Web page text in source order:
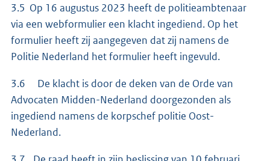
3.5 Op 16 augustus 2023 heeft de politieambtenaar
via een webformulier een klacht ingediend. Op het
formulier heeft zij aangegeven dat zij namens de
Politie Nederland het formulier heeft ingevuld.
3.6 De klacht is door de deken van de Orde van
Advocaten Midden-Nederland doorgezonden als
ingediend namens de korpschef politie Oost-
Nederland.